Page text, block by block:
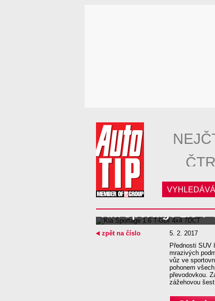
Kia Sportage 1.6 T-
5. 2. 2017
Přednosti
mrazivých
vůz ve
pohonem
převodovkou.
zážehovou
zpět na číslo